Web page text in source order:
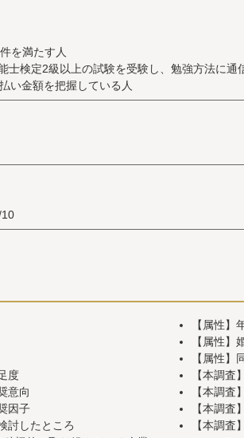
を満たす人
士検定2級以上の試験を受験し、勉強方法に通
い金額を把握している人
【属性】
【属性】
【属性】
度
【本調査
意向
【本調査
因子
【本調査
討したところ
【本調